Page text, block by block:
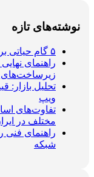
نوشته‌های تازه
۵ گام حیاتی برای انتخاب و نصب تجهیزات ویپ پیشرفته
راهنمای
تحلیل بازار:
ویپ
تفاوت‌های
مختلف در
شبکه